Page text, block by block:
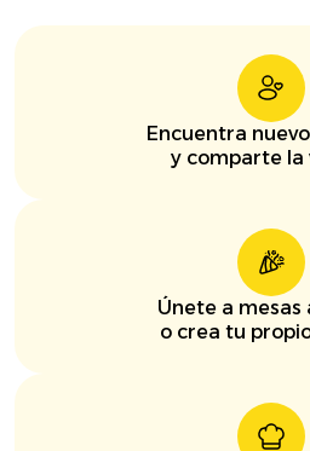
Encuentra
y comparte la
Únete a mesas
o crea tu